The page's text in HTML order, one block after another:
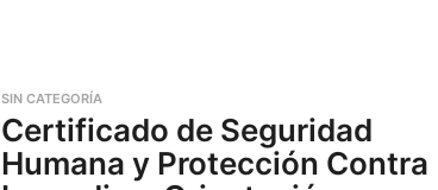
SIN CATEGORÍA
Certificado de Seguridad
Humana y Protección Contra